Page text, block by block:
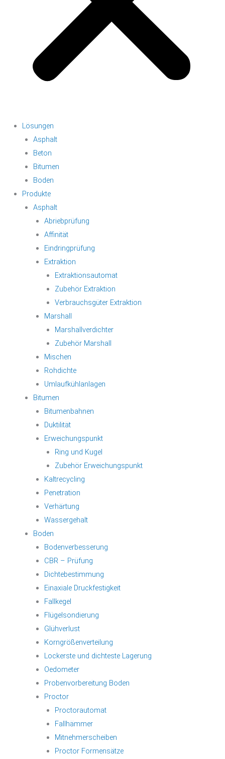
Lösungen
Asphalt
Beton
Bitumen
Boden
Produkte
Asphalt
Abriebprüfung
Affinität
Eindringprüfung
Extraktion
Extraktionsautomat
Zubehör Extraktion
Verbrauchsgüter Extraktion
Marshall
Marshallverdichter
Zubehör Marshall
Mischen
Rohdichte
Umlaufkühlanlagen
Bitumen
Bitumenbahnen
Duktilität
Erweichungspunkt
Ring und Kugel
Zubehör Erweichungspunkt
Kaltrecycling
Penetration
Verhärtung
Wassergehalt
Boden
Bodenverbesserung
CBR – Prüfung
Dichtebestimmung
Einaxiale Druckfestigkeit
Fallkegel
Flügelsondierung
Glühverlust
Korngrößenverteilung
Lockerste und dichteste Lagerung
Oedometer
Probenvorbereitung Boden
Proctor
Proctorautomat
Fallhämmer
Mitnehmerscheiben
Proctor Formensätze